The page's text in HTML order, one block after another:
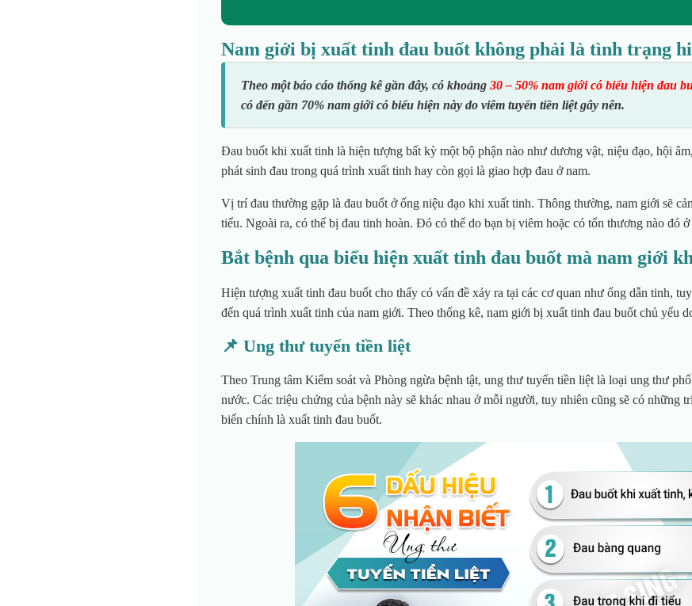
Nam giới bị xuất tinh đau buốt không phải là tình trạng
Theo một báo cáo thống kê gần đây, có khoảng 30 – 50% nam giới có biểu hiện đau
có đến gần 70% nam giới có biểu hiện này do viêm tuyến tiền liệt gây nên.
Đau buốt khi xuất tinh là hiện tượng bất kỳ một bộ phận nào như dương vật, niệu đạo, hội
phát sinh đau trong quá trình xuất tinh hay còn gọi là giao hợp đau ở nam.
Vị trí đau thường gặp là đau buốt ở ống niệu đạo khi xuất tinh. Thông thường, nam giới sẽ
tiểu. Ngoài ra, có thể bị đau tinh hoàn. Đó có thể do bạn bị viêm hoặc có tổn thương nào đó ở
Bắt bệnh qua biểu hiện xuất tinh đau buốt mà nam giới
Hiện tượng xuất tinh đau buốt cho thấy có vấn đề xảy ra tại các cơ quan như ống dẫn tinh,
đến quá trình xuất tinh của nam giới. Theo thống kê, nam giới bị xuất tinh đau buốt chủ yếu
📌 Ung thư tuyến tiền liệt
Theo Trung tâm Kiểm soát và Phòng ngừa bệnh tật, ung thư tuyến tiền liệt là loại ung thư
nước. Các triệu chứng của bệnh này sẽ khác nhau ở mỗi người, tuy nhiên cũng sẽ có những
biến chính là xuất tinh đau buốt.